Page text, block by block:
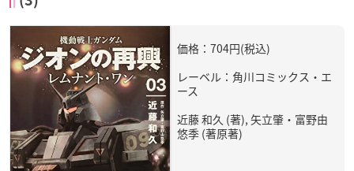
価格：704円(税込)
レーベル：角川コミックス・エ
ース
近藤 和久 (著), 矢立肇・富野由
悠季 (著原著)